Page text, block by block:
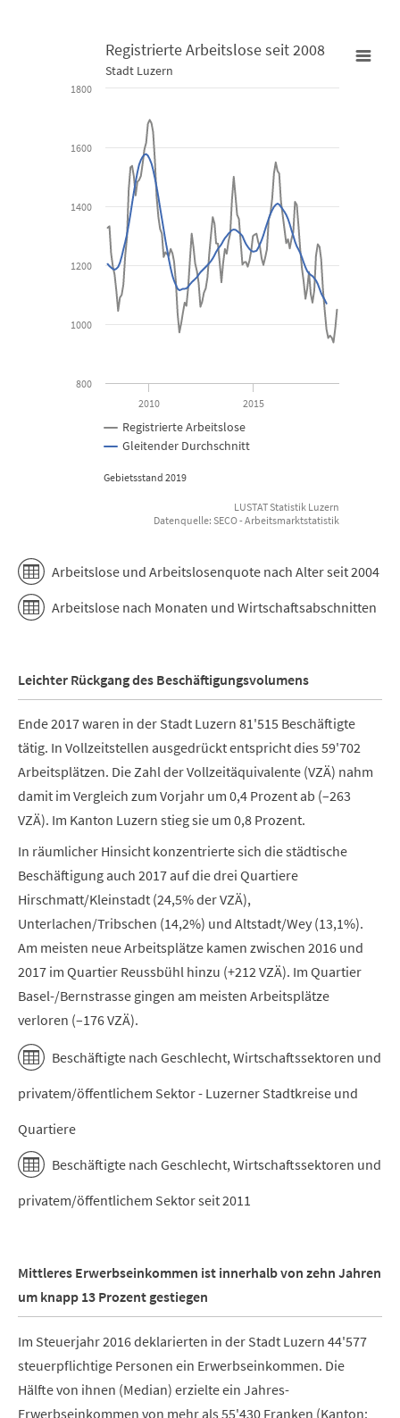
Registrierte Arbeitslose seit 2008
Line chart with 2 lines.
Stadt Luzern
View as data table, Registrierte Arbeitslose seit 2008
The chart has 1 X axis displaying Time. Data ranges from 2008-
The chart has 1 Y axis displaying values. Data ranges from 938
Gebietsstand 2019
Registrierte Arbeitslose seit 2008
Stadt Luzern
Registrierte Arbeitslose
Gleitender Durchschnitt
2010 2015
800
1000
1200
1400
1600
1800
LUSTAT Statistik Luzern
Datenquelle: SECO - Arbeitsmarktstatistik
Arbeitslose und Arbeitslosenquote nach Alter seit 2004
Arbeitslose nach Monaten und Wirtschaftsabschnitten
Leichter Rückgang des Beschäftigungsvolumens
Ende 2017 waren in der Stadt Luzern 81'515 Beschäftigte
tätig. In Vollzeitstellen ausgedrückt entspricht dies 59'702
Arbeitsplätzen. Die Zahl der Vollzeitäquivalente (VZÄ) nahm
damit im Vergleich zum Vorjahr um 0,4 Prozent ab (–263
VZÄ). Im Kanton Luzern stieg sie um 0,8 Prozent.
In räumlicher Hinsicht konzentrierte sich die städtische
Beschäftigung auch 2017 auf die drei Quartiere
Hirschmatt/Kleinstadt (24,5% der VZÄ),
Unterlachen/Tribschen (14,2%) und Altstadt/Wey (13,1%).
Am meisten neue Arbeitsplätze kamen zwischen 2016 und
2017 im Quartier Reussbühl hinzu (+212 VZÄ). Im Quartier
Basel-/Bernstrasse gingen am meisten Arbeitsplätze
verloren (–176 VZÄ).
Beschäftigte nach Geschlecht, Wirtschaftssektoren und
privatem/öffentlichem Sektor - Luzerner Stadtkreise und
Quartiere
Beschäftigte nach Geschlecht, Wirtschaftssektoren und
privatem/öffentlichem Sektor seit 2011
Mittleres Erwerbseinkommen ist innerhalb von zehn Jahren
um knapp 13 Prozent gestiegen
Im Steuerjahr 2016 deklarierten in der Stadt Luzern 44'577
steuerpflichtige Personen ein Erwerbseinkommen. Die
Hälfte von ihnen (Median) erzielte ein Jahres-
Erwerbseinkommen von mehr als 55'430 Franken (Kanton: